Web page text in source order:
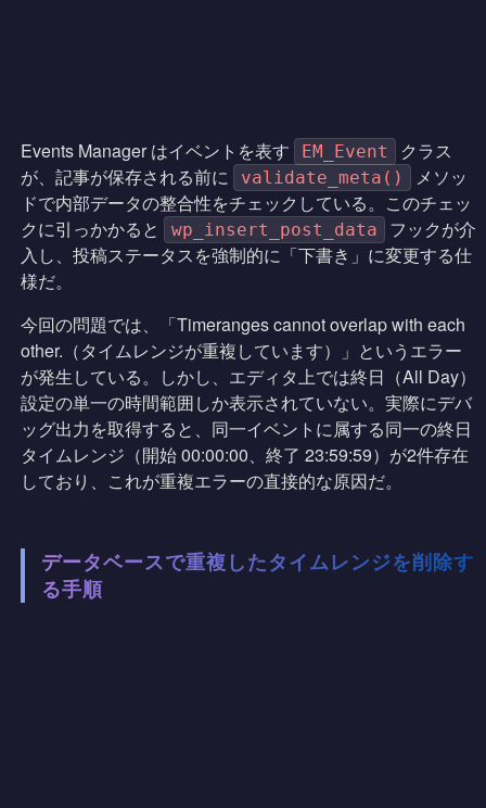
Events Manager はイベントを表す EM_Event
クラス
が、記事が保存される前に
validate_meta()
メソッ
ドで内部データの整合性をチェックしている。このチェッ
クに引っかかると
wp_insert_post_data
フックが介
入し、投稿ステータスを強制的に「下書き」に変更する仕
様だ。
今回の問題では、「Timeranges cannot overlap with each
other.（タイムレンジが重複しています）」というエラー
が発生している。しかし、エディタ上では終日（All Day）
設定の単一の時間範囲しか表示されていない。実際にデバ
ッグ出力を取得すると、同一イベントに属する同一の終日
タイムレンジ（開始 00:00:00、終了 23:59:59）が2件存在
しており、これが重複エラーの直接的な原因だ。
データベースで重複したタイムレンジを削除す
る手順